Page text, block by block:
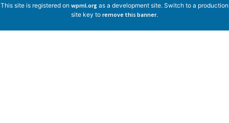
This site is registered on wpml.org as a development site. Switch to a production
site key to remove this banner.